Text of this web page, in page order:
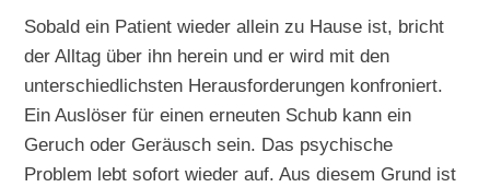
Sobald ein Patient wieder allein zu Hause ist, bricht
der Alltag über ihn herein und er wird mit den
unterschiedlichsten Herausforderungen konfroniert.
Ein Auslöser für einen erneuten Schub kann ein
Geruch oder Geräusch sein. Das psychische
Problem lebt sofort wieder auf. Aus diesem Grund ist